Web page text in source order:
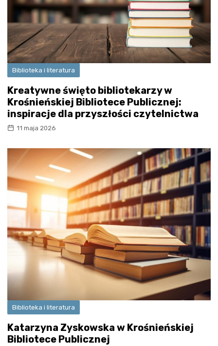
Biblioteka i literatura
Kreatywne święto bibliotekarzy w
Krośnieńskiej Bibliotece Publicznej:
inspiracje dla przyszłości czytelnictwa
11 maja 2026
Biblioteka i literatura
Katarzyna Zyskowska w Krośnieńskiej
Bibliotece Publicznej